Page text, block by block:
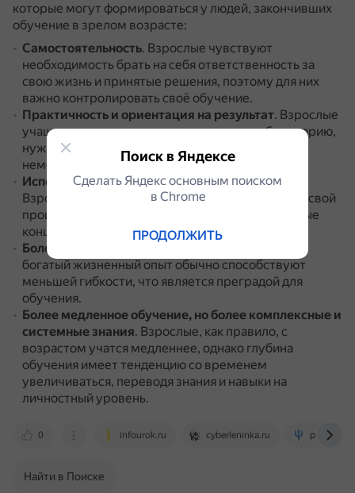
которые могут формироваться у людей, закончивших
обучение в зрелом возрасте:
Самостоятельность. Взрослые чувствуют
необходимость брать на себя ответственность за
свою жизнь и принятые решения, поэтому для них
важно контролировать своё обучение.
Практичность и ориентация на результат. Взрослые
учащиеся, как правило, практичны, не любят теорию,
нуждаются в информации, которая может быть
немедленно применима в их работе или жизни.
Использование личного опыта как ресурса
Взрослые ученики имеют тенденцию связывать свой
прошлый опыт с чем-то новым и проверять новые
концепции с предшествующим обучением.
Более устойчивость к изменениям
богатый жизненный опыт обычно способствуют
меньшей гибкости, что является преградой для
обучения.
Более медленное обучение, но более комплексные и
системные знания. Взрослые, как правило, с
возрастом учатся медленнее, однако глубина
обучения имеет тенденцию со временем
увеличиваться, переводя знания и навыки на
личностный уровень.
0 infourok.ru cyberleninka.ru psyera.ru
Найти в Поиске
Поиск в Яндексе
Сделать Яндекс основным поиском
в Сhrome
ПРОДОЛЖИТЬ